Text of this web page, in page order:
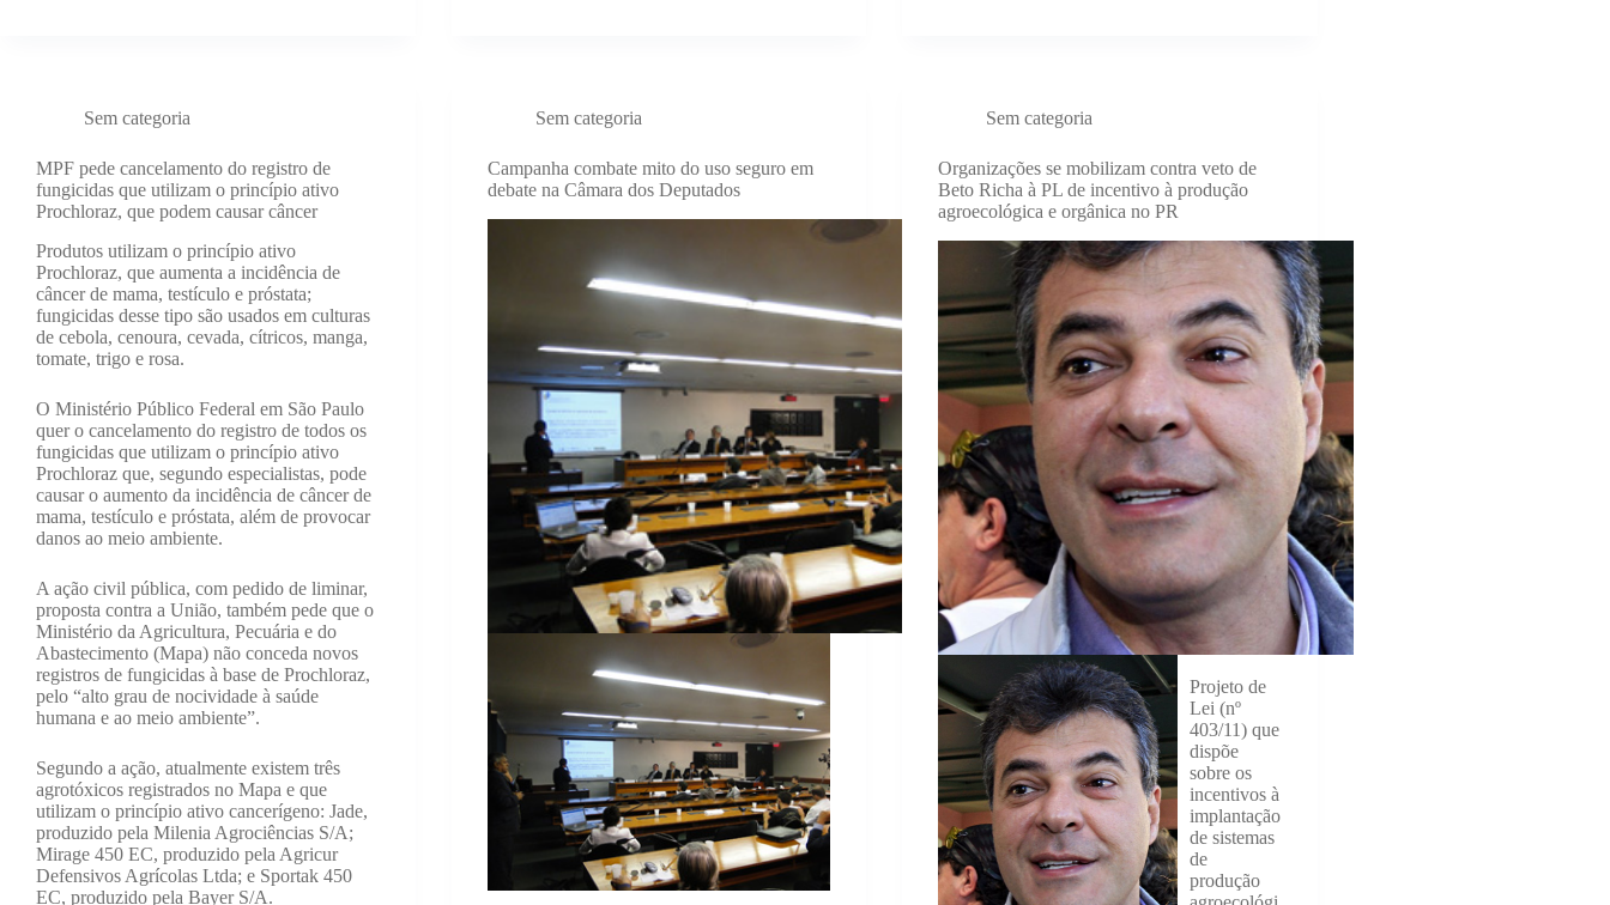
Sem categoria
MPF pede cancelamento do registro de
fungicidas que utilizam o princípio ativo
Prochloraz, que podem causar câncer
Produtos utilizam o princípio ativo
Prochloraz, que aumenta a incidência de
câncer de mama, testículo e próstata;
fungicidas desse tipo são usados em culturas
de cebola, cenoura, cevada, cítricos, manga,
tomate, trigo e rosa.
O Ministério Público Federal em São Paulo
quer o cancelamento do registro de todos os
fungicidas que utilizam o princípio ativo
Prochloraz que, segundo especialistas, pode
causar o aumento da incidência de câncer de
mama, testículo e próstata, além de provocar
danos ao meio ambiente.
A ação civil pública, com pedido de liminar,
proposta contra a União, também pede que o
Ministério da Agricultura, Pecuária e do
Abastecimento (Mapa) não conceda novos
registros de fungicidas à base de Prochloraz,
pelo “alto grau de nocividade à saúde
humana e ao meio ambiente”.
Segundo a ação, atualmente existem três
agrotóxicos registrados no Mapa e que
utilizam o princípio ativo cancerígeno: Jade,
produzido pela Milenia Agrociências S/A;
Mirage 450 EC, produzido pela Agricur
Defensivos Agrícolas Ltda; e Sportak 450
EC, produzido pela Bayer S/A.
Sem categoria
Campanha combate mito do uso seguro em
debate na Câmara dos Deputados
Sem categoria
Organizações se mobilizam contra veto de
Beto Richa à PL de incentivo à produção
agroecológica e orgânica no PR
Projeto de
Lei (nº
403/11) que
dispõe
sobre os
incentivos à
implantação
de sistemas
de
produção